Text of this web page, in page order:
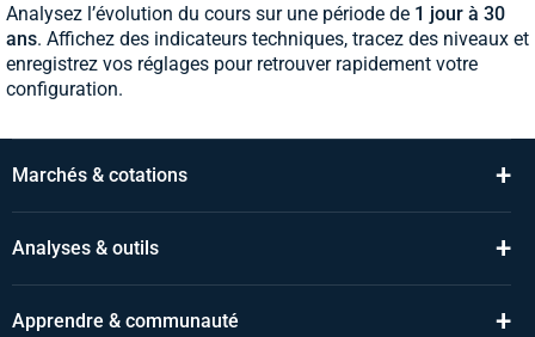
Analysez l’évolution du cours sur une période de 1 jour à 30
ans. Affichez des indicateurs techniques, tracez des niveaux et
enregistrez vos réglages pour retrouver rapidement votre
configuration.
Marchés & cotations +
Analyses & outils +
Apprendre & communauté +